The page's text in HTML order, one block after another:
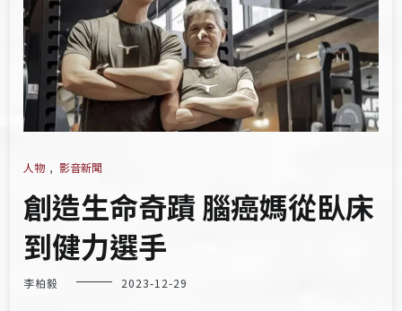
人物 , 影音新聞
創造生命奇蹟 腦癌媽從臥床
到健力選手
李柏毅 2023-12-29